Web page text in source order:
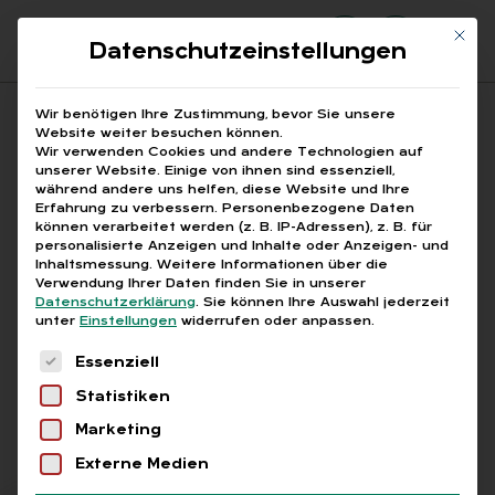
Suchfeld
Suchen
Breadcrumb-Navigation
STARTSEITE 2
Alle Bei­trä­ge mit dem
Schlag­wort „2“
Alle
Mit
Datenschutzeinstellungen
Wir benötigen Ihre Zustimmung, bevor Sie unsere
Website weiter besuchen können.
Wir verwenden Cookies und andere Technologien auf
unserer Website. Einige von ihnen sind essenziell,
während andere uns helfen, diese Website und Ihre
Erfahrung zu verbessern. Personenbezogene Daten
können verarbeitet werden (z. B. IP-Adressen), z. B. für
personalisierte Anzeigen und Inhalte oder Anzeigen- und
Inhaltsmessung. Weitere Informationen über die
Verwendung Ihrer Daten finden Sie in unserer
Datenschutzerklärung. Sie können Ihre Auswahl jederzeit
unter Einstellungen widerrufen oder anpassen.
Es folgt eine Liste der Service-Gruppen, für
Essenziell
Statistiken
Marketing
Externe Medien